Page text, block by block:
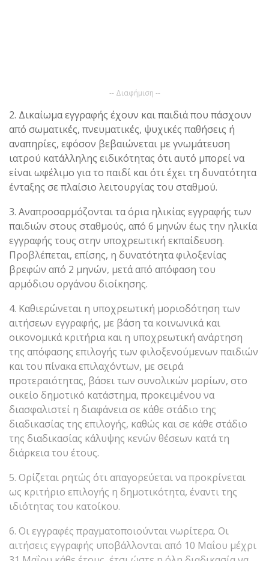
-- Διαφήμιση --
2. Δικαίωμα εγγραφής έχουν και παιδιά που πάσχουν
από σωματικές, πνευματικές, ψυχικές παθήσεις ή
αναπηρίες, εφόσον βεβαιώνεται με γνωμάτευση
ιατρού κατάλληλης ειδικότητας ότι αυτό μπορεί να
είναι ωφέλιμο για το παιδί και ότι έχει τη δυνατότητα
ένταξης σε πλαίσιο λειτουργίας του σταθμού.
3. Αναπροσαρμόζονται τα όρια ηλικίας εγγραφής των
παιδιών στους σταθμούς, από 6 μηνών έως την ηλικία
εγγραφής τους στην υποχρεωτική εκπαίδευση.
Προβλέπεται, επίσης, η δυνατότητα φιλοξενίας
βρεφών από 2 μηνών, μετά από απόφαση του
αρμόδιου οργάνου διοίκησης.
4. Καθιερώνεται η υποχρεωτική μοριοδότηση των
αιτήσεων εγγραφής, με βάση τα κοινωνικά και
οικονομικά κριτήρια και η υποχρεωτική ανάρτηση
της απόφασης επιλογής των φιλοξενούμενων παιδιών
και του πίνακα επιλαχόντων, με σειρά
προτεραιότητας, βάσει των συνολικών μορίων, στο
οικείο δημοτικό κατάστημα, προκειμένου να
διασφαλιστεί η διαφάνεια σε κάθε στάδιο της
διαδικασίας της επιλογής, καθώς και σε κάθε στάδιο
της διαδικασίας κάλυψης κενών θέσεων κατά τη
διάρκεια του έτους.
5. Ορίζεται ρητώς ότι απαγορεύεται να προκρίνεται
ως κριτήριο επιλογής η δημοτικότητα, έναντι της
ιδιότητας του κατοίκου.
6. Οι εγγραφές πραγματοποιούνται νωρίτερα. Οι
αιτήσεις εγγραφής υποβάλλονται από 10 Μαΐου μέχρι